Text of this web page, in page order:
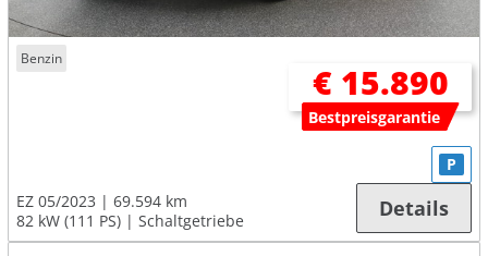
Benzin
€ 15.890
Bestpreisgarantie
EZ 05/2023
69.594 km
82 kW (111 PS)
Schaltgetriebe
P
Details